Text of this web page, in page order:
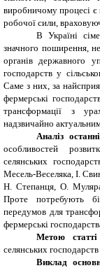
виробничому процесі є
робочої сили,
В Україні
значного поширення,
органів державного
господарств у
Саме з них, за
фермерські
трансформації з
надзвичайно
Аналіз
особливостей
селянських
Месель-Веселяка, І.
Н. Степанця, О.
Проте потребують
передумов для
фермерські
Метою статті
селянських
Виклад